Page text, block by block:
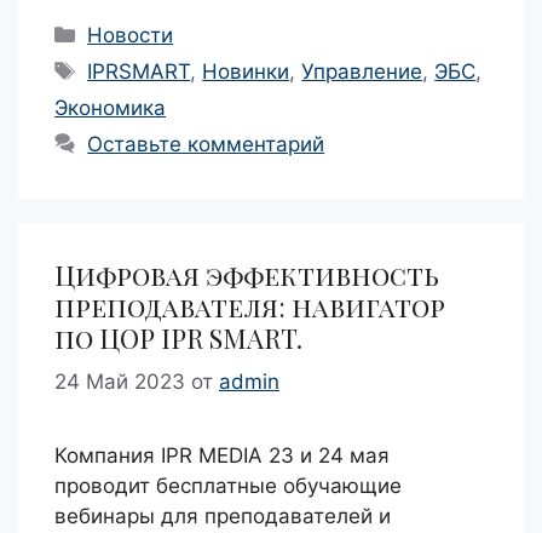
Рубрики
Новости
Метки
IPRSMART, Новинки,Управление, ЭБС,
Экономика
Оставьте комментарий
Цифровая эффективность
преподавателя: навигатор
по ЦОР IPR SMART.
24 Май 2023 от admin
Компания IPR MEDIA 23 и 24 мая
проводит бесплатные обучающие
вебинары для преподавателей и